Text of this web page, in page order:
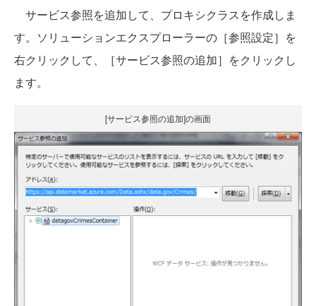
サービス参照を追加して、プロキシクラスを作成しま
す。ソリューションエクスプローラーの［参照設定］を
右クリックして、［サービス参照の追加］をクリックし
ます。
[サービス参照の追加]の画面